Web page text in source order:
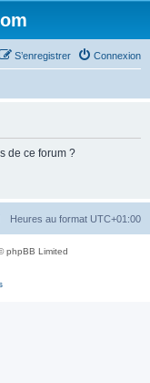
Connexion
S’enregistrer
de ce forum ?
Heures au format UTC+01:00
phpBB Limited